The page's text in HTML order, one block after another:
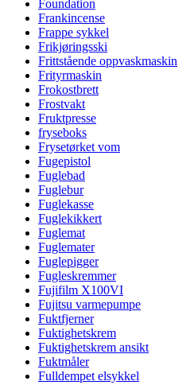
Foundation
Frankincense
Frappe sykkel
Frikjøringsski
Frittstående oppvaskmaskin
Frityrmaskin
Frokostbrett
Frostvakt
Fruktpresse
fryseboks
Frysetørket vom
Fugepistol
Fuglebad
Fuglebur
Fuglekasse
Fuglekikkert
Fuglemat
Fuglemater
Fuglepigger
Fugleskremmer
Fujifilm X100VI
Fujitsu varmepumpe
Fuktfjerner
Fuktighetskrem
Fuktighetskrem ansikt
Fuktmåler
Fulldempet elsykkel